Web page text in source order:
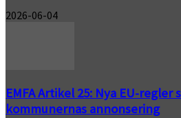
2026-06-04
EMFA Artikel 25: Nya EU-
kommunernas annonsering